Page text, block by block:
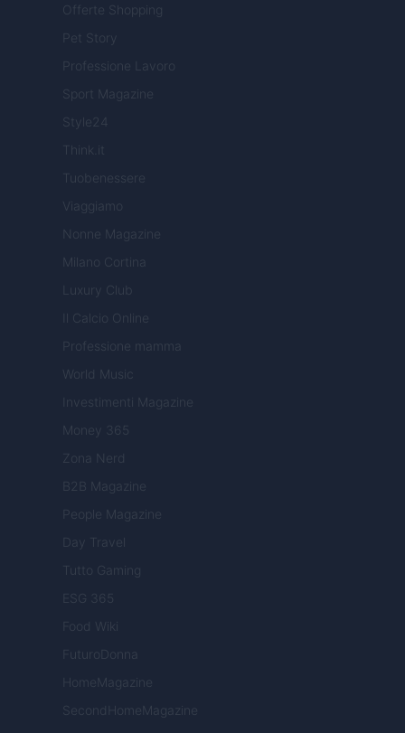
Offerte Shopping
Pet Story
Professione Lavoro
Sport Magazine
Style24
Think.it
Tuobenessere
Viaggiamo
Nonne Magazine
Milano Cortina
Luxury Club
Il Calcio Online
Professione mamma
World Music
Investimenti Magazine
Money 365
Zona Nerd
B2B Magazine
People Magazine
Day Travel
Tutto Gaming
ESG 365
Food Wiki
FuturoDonna
HomeMagazine
SecondHomeMagazine